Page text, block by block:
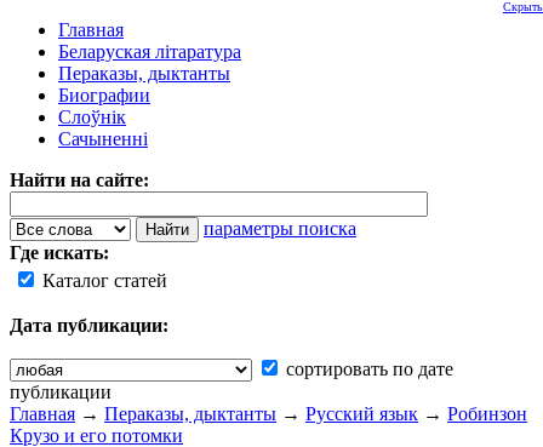
Главная
Беларуская літаратура
Пераказы, дыктанты
Биографии
Слоўнік
Сачыненні
Найти на сайте:
параметры поиска
Где искать:
Каталог статей
Дата публикации:
сортировать по дате
публикации
Скрыть
Главная → Пераказы, дыктанты → Русский язык → Робинзон
Крузо и его потомки